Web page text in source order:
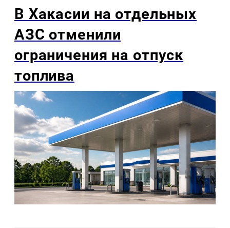
В Хакасии на отдельных
АЗС отменили
ограничения на отпуск
топлива